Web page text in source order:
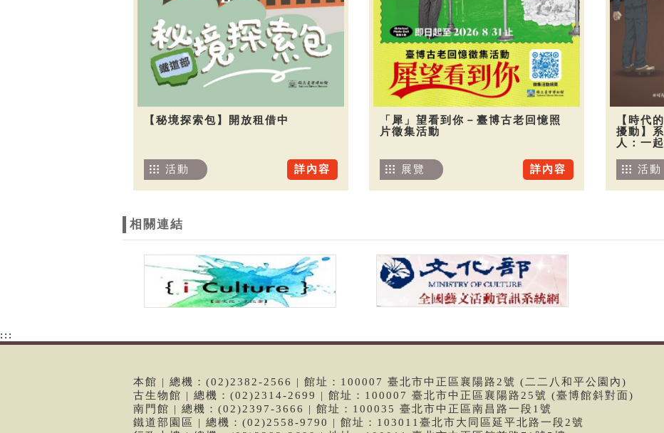
【秘境探索包】開放租借中
詳內容
活動
「犀」望看到你－臺博古老回憶照
片徵集活動
詳內容
展覽
【時代
擾動】
人：一
活動
相關連結
:::
本館 | 總機：(02)2382-2566 | 館址：100007 臺北市中正區襄陽路2號 (二二八和平公園內)
古生物館 | 總機：(02)2314-2699 | 館址：100007 臺北市中正區襄陽路25號 (臺博館斜對面)
南門館 | 總機：(02)2397-3666 | 館址：100035 臺北市中正區南昌路一段1號
鐵道部園區 | 總機：(02)2558-9790 | 館址：103011臺北市大同區延平北路一段2號